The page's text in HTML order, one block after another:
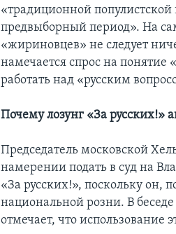
«традиционной
предвыборный период». На
«жириновцев» не следует
намечается спрос на понятие
работать над «русским
Почему лозунг «За русских!»
Председатель московской
намерении подать в суд на
«За русских!», поскольку он,
национальной розни. В
отмечает, что использование